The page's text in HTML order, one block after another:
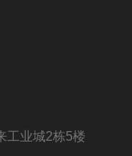
工业城2栋5楼